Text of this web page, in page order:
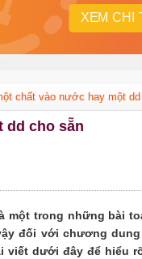
XEM CHI
chất vào nước hay một
dd cho sẵn
một trong những bài
đối với chương
viết dưới đây để hiểu